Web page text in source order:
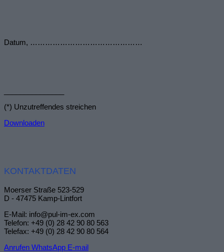
Datum, ………………………………………
(*) Unzutreffendes streichen
Downloaden
KONTAKTDATEN
Moerser Straße 523-529
D - 47475 Kamp-Lintfort
E-Mail: info@pul-im-ex.com
Telefon: +49 (0) 28 42 90 80 563
Telefax: +49 (0) 28 42 90 80 564
Anrufen WhatsApp E-mail